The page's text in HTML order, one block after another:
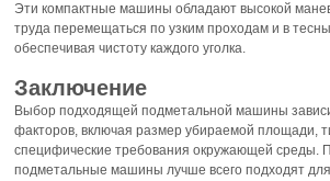
Эти компактные машины обладают высокой
труда перемещаться по узким проходам и в
обеспечивая чистоту каждого уголка.
Заключение
Выбор подходящей подметальной машины
факторов, включая размер убираемой площади,
специфические требования окружающей
подметальные машины лучше всего подходят